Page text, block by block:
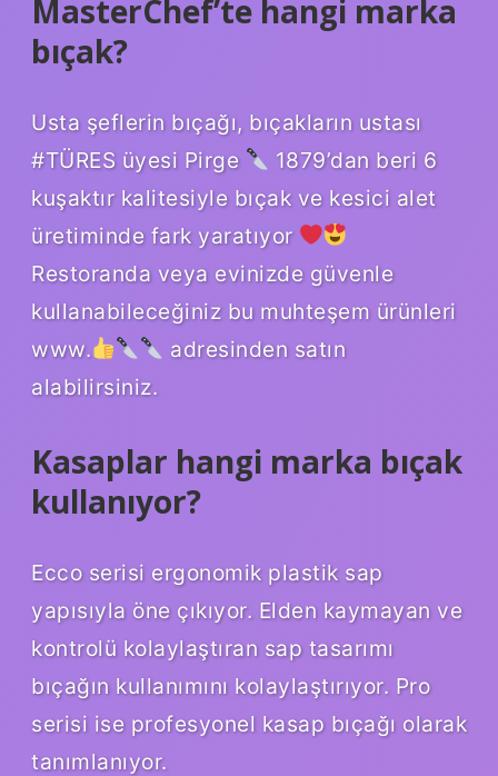
MasterChef’te hangi marka
bıçak?
Usta şeflerin bıçağı, bıçakların ustası
#TÜRES üyesi Pirge
1879’dan beri 6
kuşaktır kalitesiyle bıçak ve kesici alet
üretiminde fark yaratıyor
Restoranda veya evinizde güvenle
kullanabileceğiniz bu muhteşem ürünleri
www.
adresinden satın
alabilirsiniz.
Kasaplar hangi marka bıçak
kullanıyor?
Ecco serisi ergonomik plastik sap
yapısıyla öne çıkıyor. Elden kaymayan ve
kontrolü kolaylaştıran sap tasarımı
bıçağın kullanımını kolaylaştırıyor. Pro
serisi ise profesyonel kasap bıçağı olarak
tanımlanıyor.